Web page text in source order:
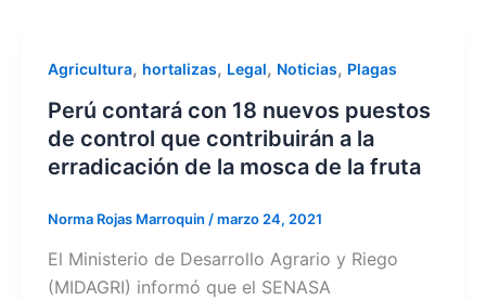
Agricultura, hortalizas, Legal, Noticias, Plagas
Perú contará con 18 nuevos puestos
de control que contribuirán a la
erradicación de la mosca de la fruta
Norma Rojas Marroquin /marzo 24, 2021
El Ministerio de Desarrollo Agrario y Riego
(MIDAGRI) informó que el SENASA